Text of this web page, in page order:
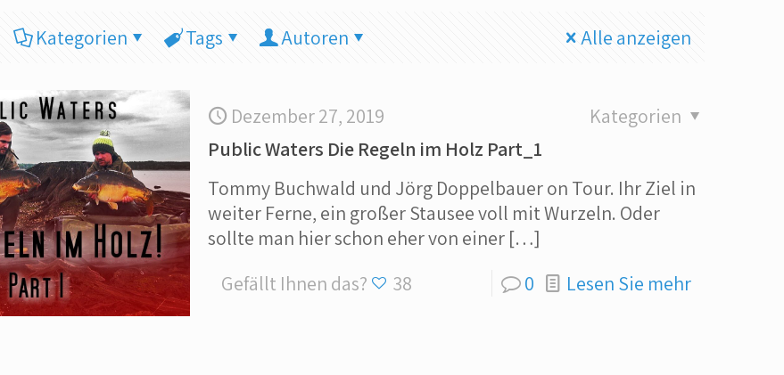
Kategorien Tags Autoren Alle anzeigen
Dezember 27, 2019
Kategorien
Public Waters Die Regeln im Holz Part_1
Tommy Buchwald und Jörg Doppelbauer on Tour. Ihr Ziel in
weiter Ferne, ein großer Stausee voll mit Wurzeln. Oder
sollte man hier schon eher von einer[…]
Gefällt Ihnen das?
38 0 Lesen Sie mehr